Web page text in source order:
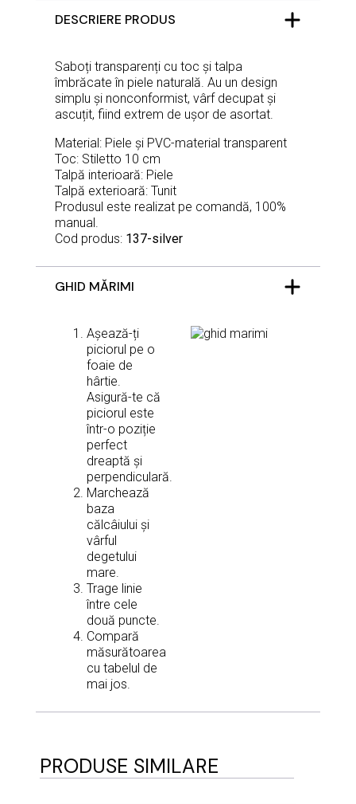
DESCRIERE PRODUS
Saboți transparenți cu toc și talpa
îmbrăcate în piele naturală. Au un design
simplu și nonconformist, vârf decupat și
ascuțit, fiind extrem de ușor de asortat.
Material: Piele și PVC-material transparent
Toc: Stiletto 10 cm
Talpă interioară: Piele
Talpă exterioară: Tunit
Produsul este realizat pe comandă, 100%
manual.
Cod produs:137-silver
GHID MĂRIMI
Așează-ți
piciorul pe o
foaie de
hârtie.
Asigură-te că
piciorul este
într-o poziție
perfect
dreaptă și
perpendiculară.
Marchează
baza
călcâiului și
vârful
degetului
mare.
Trage linie
între cele
două puncte.
Compară
măsurătoarea
cu tabelul de
mai jos.
PRODUSE SIMILARE